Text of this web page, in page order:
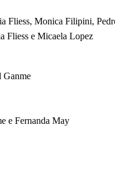
Fliess, Monica Filipini,
Fliess e Micaela Lopez
Ganme
e Fernanda May